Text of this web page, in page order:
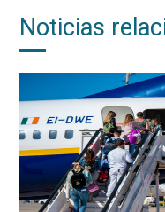
Noticias